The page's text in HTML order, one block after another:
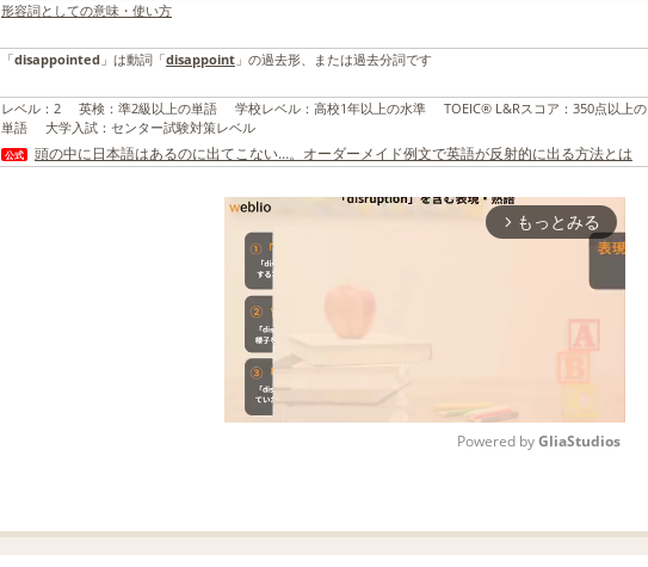
形容詞としての意味・使い方
「disappointed 」は動詞「disappoint 」の過去形、または過去分詞です
レベル ： 2 英検 ： 準2級以上の単語 学校レベル ： 高校1年以上の水準 TOEIC® L&Rスコア ： 350点以上の
単語
大学入試 ： センター試験対策レベル
公式 頭の中に日本語はあるのに出てこない…。オーダーメイド例文で英語が反射的に出る方法とは
arrow_forward_ios もっとみる
Powered by GliaStudios